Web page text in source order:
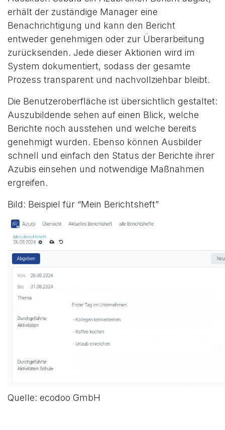
erhält der zuständige Manager eine
Benachrichtigung und kann den Bericht
entweder genehmigen oder zur Überarbeitung
zurücksenden. Jede dieser Aktionen wird im
System dokumentiert, sodass der gesamte
Prozess transparent und nachvollziehbar bleibt.
Die Benutzeroberfläche ist übersichtlich gestaltet:
Auszubildende sehen auf einen Blick, welche
Berichte noch ausstehen und welche bereits
genehmigt wurden. Ebenso können Ausbilder
schnell und einfach den Status der Berichte ihrer
Azubis einsehen und notwendige Maßnahmen
ergreifen.
Bild: Beispiel für “Mein Berichtsheft”
Quelle: ecodoo GmbH